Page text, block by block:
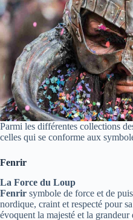
Parmi les différentes collections
celles qui se conforme aux
Fenrir
La Force du Loup
Fenrir symbole de force et de
nordique, craint et respecté pour
évoquent la majesté et la